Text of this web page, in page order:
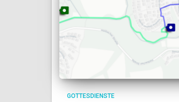
GOTTESDIENSTE